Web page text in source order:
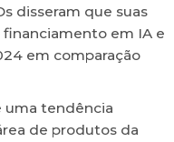
disseram que suas
em IA e
em comparação
uma tendência
de produtos da